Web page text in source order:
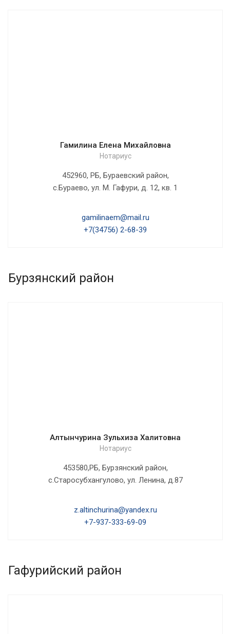
Гамилина Елена Михайловна
Нотариус
452960, РБ, Бураевский район,
с.Бураево, ул. М. Гафури, д. 12, кв. 1
gamilinaem@mail.ru
+7(34756) 2-68-39
Бурзянский район
Алтынчурина Зульхиза Халитовна
Нотариус
453580,РБ, Бурзянский район,
с.Старосубхангулово, ул. Ленина, д.87
z.altinchurina@yandex.ru
+7-937-333-69-09
Гафурийский район